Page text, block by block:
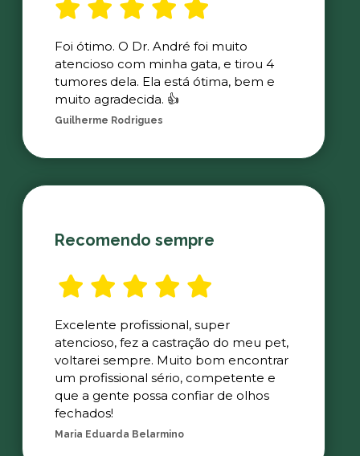
Foi ótimo. O Dr. André foi muito
atencioso com minha gata, e tirou 4
tumores dela. Ela está ótima, bem e
muito agradecida. 👍
Guilherme Rodrigues
Recomendo sempre
Excelente profissional, super
atencioso, fez a castração do meu pet,
voltarei sempre. Muito bom encontrar
um profissional sério, competente e
que a gente possa confiar de olhos
fechados!
Maria Eduarda Belarmino